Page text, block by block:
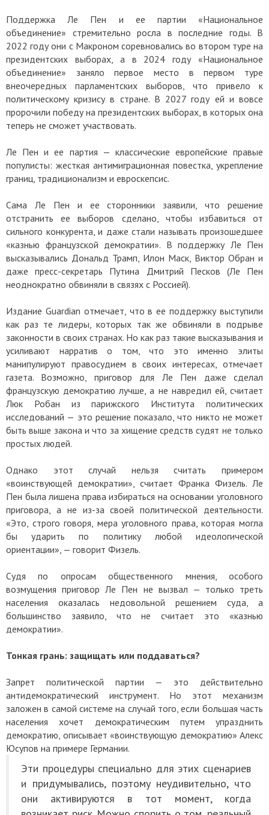
Поддержка Ле Пен и ее партии «Национальное
объединение» стремительно росла в последние годы. В
2022 году они с Макроном соревновались во втором туре на
президентских выборах, а в 2024 году «Национальное
объединение» заняло первое место в первом туре
внеочередных парламентских выборов, что привело к
политическому кризису в стране. В 2027 году ей и вовсе
пророчили победу на президентских выборах, в которых она
теперь не сможет участвовать.
Ле Пен и ее партия — классические европейские правые
популисты: жесткая антимиграционная повестка, укрепление
границ, традиционализм и евроскепсис.
Сама Ле Пен и ее сторонники заявили, что решение
отстранить ее выборов сделано, чтобы избавиться от
сильного конкурента, и даже стали называть произошедшее
«казнью французской демократии». В поддержку Ле Пен
высказывались Дональд Трамп, Илон Маск, Виктор Обран и
даже пресс-секретарь Путина Дмитрий Песков (Ле Пен
неоднократно обвиняли в связях с Россией).
Издание Guardian отмечает, что в ее поддержку выступили
как раз те лидеры, которых так же обвиняли в подрыве
законности в своих странах. Но как раз такие высказывания и
усиливают нарратив о том, что это именно элиты
манипулируют правосудием в своих интересах, отмечает
газета. Возможно, приговор для Ле Пен даже сделал
французскую демократию лучше, а не навредил ей, считает
Люк Робан из парижского Института политических
исследований — это решение показало, что никто не может
быть выше закона и что за хищение средств судят не только
простых людей.
Однако этот случай нельзя считать примером
«воинствующей демократии», считает Франка Физель. Ле
Пен была лишена права избираться на основании уголовного
приговора, а не из-за своей политической деятельности.
«Это, строго говоря, мера уголовного права, которая могла
бы ударить по политику любой идеологической
ориентации», — говорит Физель.
Судя по опросам общественного мнения, особого
возмущения приговор Ле Пен не вызвал — только треть
населения оказалась недовольной решением суда, а
большинство заявило, что не считает это «казнью
демократии».
Тонкая грань: защищать или поддаваться?
Запрет политической партии — это действительно
антидемократический инструмент. Но этот механизм
заложен в самой системе на случай того, если большая часть
населения хочет демократическим путем упразднить
демократию, описывает «воинствующую демократию» Алекс
Юсупов на примере Германии.
Эти процедуры специально для этих сценариев
и придумывались, поэтому неудивительно, что
они активируются в тот момент, когда